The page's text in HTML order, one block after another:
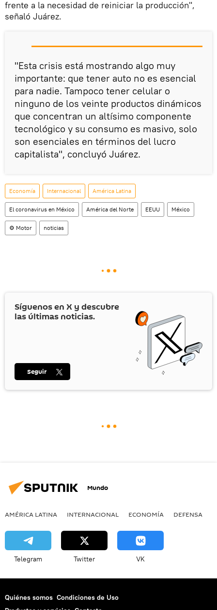
frente a la necesidad de reiniciar la producción",
señaló Juárez.
"Esta crisis está mostrando algo muy
importante: que tener auto no es esencial
para nadie. Tampoco tener celular o
ninguno de los veinte productos dinámicos
que concentran un altísimo componente
tecnológico y su consumo es masivo, solo
son esenciales en términos del lucro
capitalista", concluyó Juárez.
Economía Internacional América Latina
El coronavirus en México América del Norte EEUU México
⚙️ Motor noticias
Síguenos en X y descubre
las últimas noticias.
Seguir
Mundo
AMÉRICA LATINA INTERNACIONAL ECONOMÍA DEFENSA
Telegram Twitter VK
Quiénes somos Condiciones de Uso